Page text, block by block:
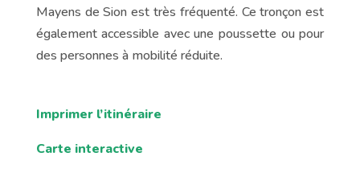
Mayens de Sion est très fréquenté. Ce tronçon est
également accessible avec une poussette ou pour
des personnes à mobilité réduite.
Imprimer l’itinéraire
Carte interactive